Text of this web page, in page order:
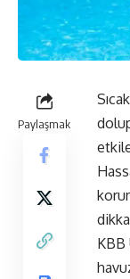
Paylaşmak
KBB